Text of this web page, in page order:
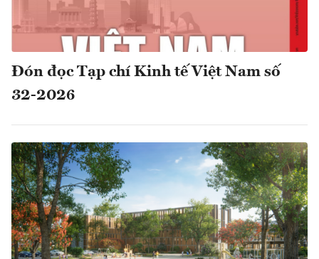
Đón đọc Tạp chí Kinh tế Việt Nam số
32-2026